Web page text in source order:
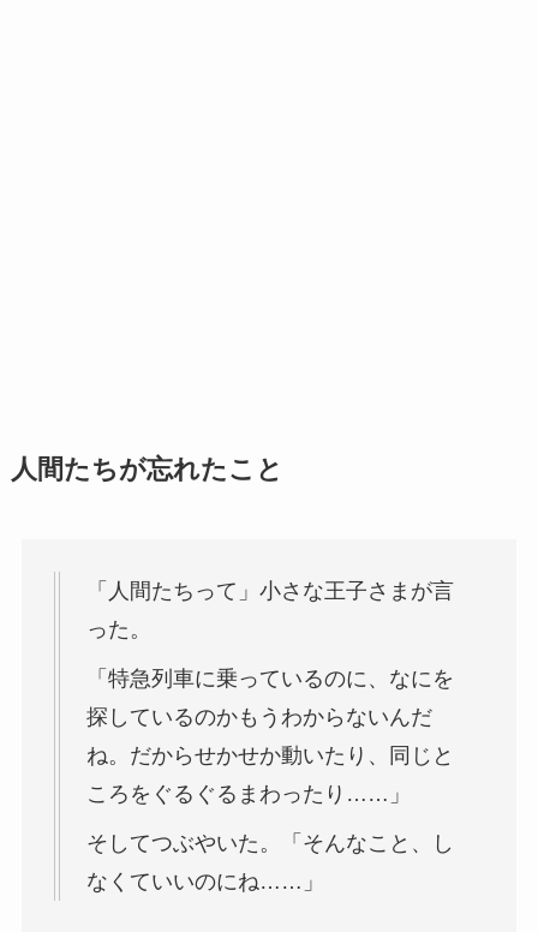
人間たちが忘れたこと
「人間たちって」小さな王子さまが言
った。
「特急列車に乗っているのに、なにを
探しているのかもうわからないんだ
ね。だからせかせか動いたり、同じと
ころをぐるぐるまわったり……」
そしてつぶやいた。「そんなこと、し
なくていいのにね……」